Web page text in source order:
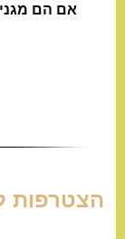
אם הם
הצטרפות